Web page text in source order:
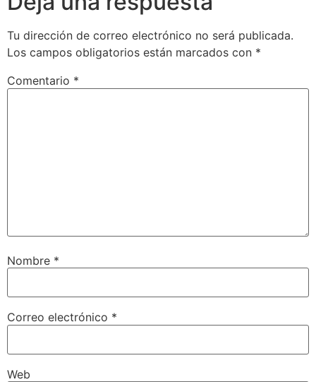
Tu dirección de correo electrónico no será publicada.
Los campos obligatorios están marcados con *
Comentario *
Nombre *
Correo electrónico *
Web